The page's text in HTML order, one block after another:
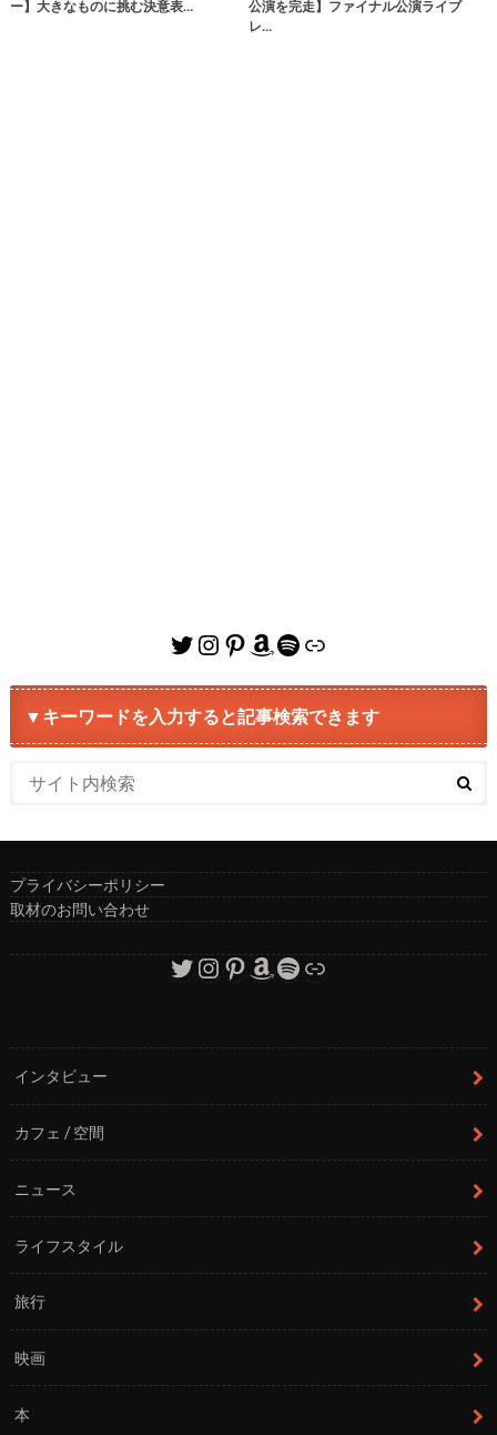
ー】大きなものに挑む決意表…
公演を完走】ファイナル公演ライブ
レ…
Twitter
Instagram
Pinterest
Amazon
Spotify
リンク
▼キーワードを入力すると記事検索できます
プライバシーポリシー
取材のお問い合わせ
Twitter
Instagram
Pinterest
Amazon
Spotify
リンク
インタビュー
カフェ / 空間
ニュース
ライフスタイル
旅行
映画
本